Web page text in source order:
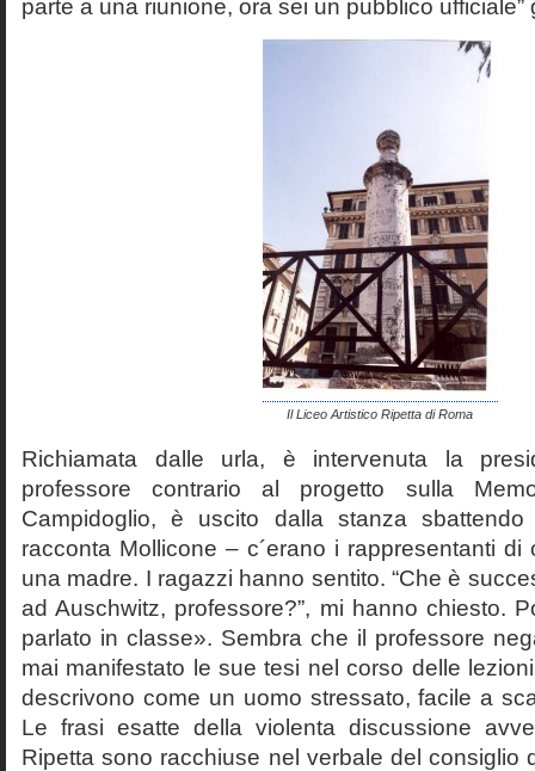
parte a una riunione, ora sei un pubblico ufficiale”
Il Liceo Artistico Ripetta di Roma
Richiamata dalle urla, è intervenuta la
professore contrario al progetto sulla
Campidoglio, è uscito dalla stanza
racconta Mollicone – c´erano i rappresentanti
una madre. I ragazzi hanno sentito. “Che è
ad Auschwitz, professore?”, mi hanno chiesto.
parlato in classe». Sembra che il professore
mai manifestato le sue tesi nel corso delle
descrivono come un uomo stressato, facile a
Le frasi esatte della violenta discussione
Ripetta sono racchiuse nel verbale del consiglio